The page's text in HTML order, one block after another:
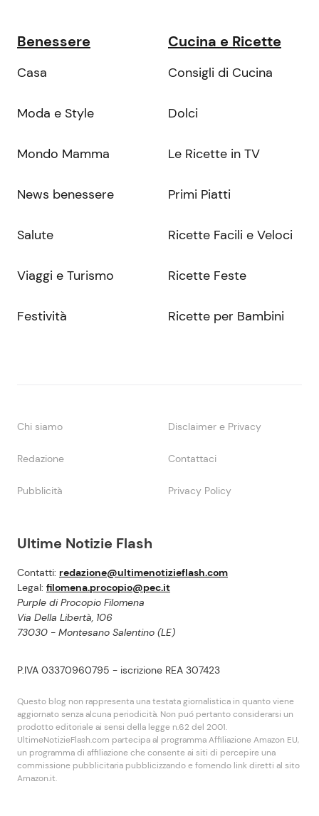
Ultime Notizie Flash
Contatti: redazione@ultimenotizieflash.com
Legal: filomena.procopio@pec.it
Purple di Procopio Filomena
Via Della Libertà, 106
73030 - Montesano Salentino (LE)
P.IVA 03370960795 - iscrizione REA 307423
Questo blog non rappresenta una testata giornalistica in quanto viene
aggiornato senza alcuna periodicità. Non puó pertanto considerarsi un
prodotto editoriale ai sensi della legge n.62 del 2001.
UltimeNotizieFlash.com partecipa al programma Affiliazione Amazon EU,
un programma di affiliazione che consente ai siti di percepire una
commissione pubblicitaria pubblicizzando e fornendo link diretti al sito
Amazon.it.
Benessere
Casa
Moda e Style
Mondo Mamma
News benessere
Salute
Viaggi e Turismo
Festività
Cucina e Ricette
Consigli di Cucina
Dolci
Le Ricette in TV
Primi Piatti
Ricette Facili e Veloci
Ricette Feste
Ricette per Bambini
Chi siamo Disclaimer e Privacy
Redazione Contattaci
Pubblicità Privacy Policy